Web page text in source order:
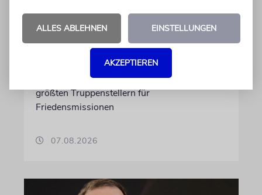
Gaza
ugandischen Armee der geplanten
internationalen Stabilisierungstruppe
anschließen. In Afrika zählt das Land zu den
größten Truppenstellern für
Friedensmissionen
07.08.2026
ALLES ABLEHNEN EINSTELLUNGEN
AKZEPTIEREN